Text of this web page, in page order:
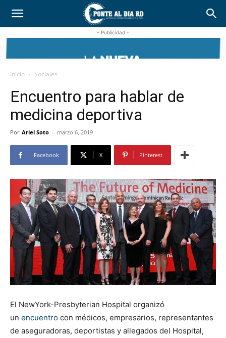
- Publicidad -
Inicio Sociales
Encuentro para hablar de
medicina deportiva
Por Ariel Soto - marzo 6, 2019
Facebook X Pinterest
El NewYork-Presbyterian Hospital organizó
un encuentro con médicos, empresarios, representantes
de aseguradoras, deportistas y allegados del Hospital,